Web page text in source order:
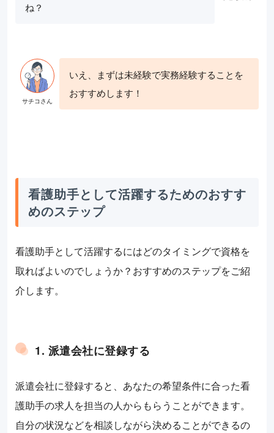
ね？
いえ、まずは未経験で実務経験することを
おすすめします！
看護助手として活躍するためのおすす
めのステップ
看護助手として活躍するにはどのタイミングで資格を
取ればよいのでしょうか？おすすめのステップをご紹
介します。
1. 派遣会社に登録する
派遣会社に登録すると、あなたの希望条件に合った看
護助手の求人を担当の人からもらうことができます。
自分の状況などを相談しながら決めることができるの